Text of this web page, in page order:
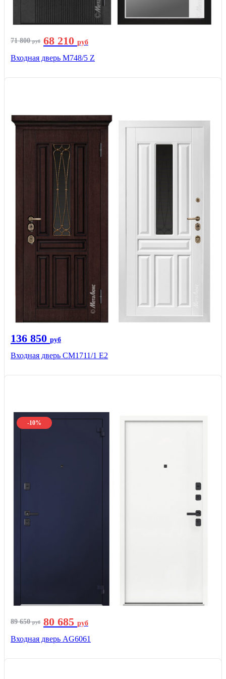
71 800руб 68 210 руб
Входная дверь М748/5 Z
136 850 руб
Входная дверь CМ1711/1 Е2
-10%
89 650руб 80 685 руб
Входная дверь AG6061